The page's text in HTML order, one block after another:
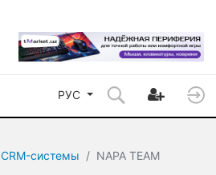
РУС
CRM-системы NAPA TEAM